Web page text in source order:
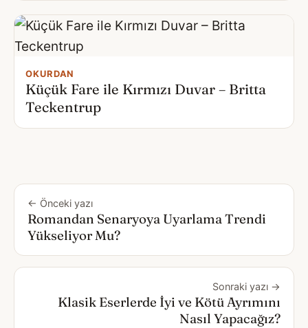
OKURDAN
Küçük Fare ile Kırmızı Duvar – Britta
Teckentrup
← Önceki yazı
Romandan Senaryoya Uyarlama Trendi
Yükseliyor Mu?
Sonraki yazı →
Klasik Eserlerde İyi ve Kötü Ayrımını
Nasıl Yapacağız?